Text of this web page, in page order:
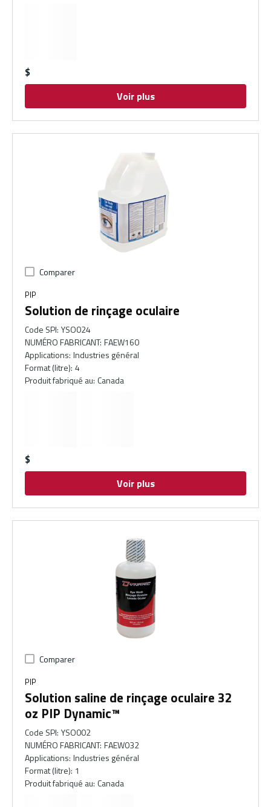
$
Voir plus
Comparer
PIP
Solution de rinçage oculaire
Code SPI: YSO024
NUMÉRO FABRICANT: FAEW160
Applications: Industries général
Format (litre): 4
Produit fabriqué au: Canada
$
Voir plus
Comparer
PIP
Solution saline de rinçage oculaire 32
oz PIP Dynamic™
Code SPI: YSO002
NUMÉRO FABRICANT: FAEW032
Applications: Industries général
Format (litre): 1
Produit fabriqué au: Canada